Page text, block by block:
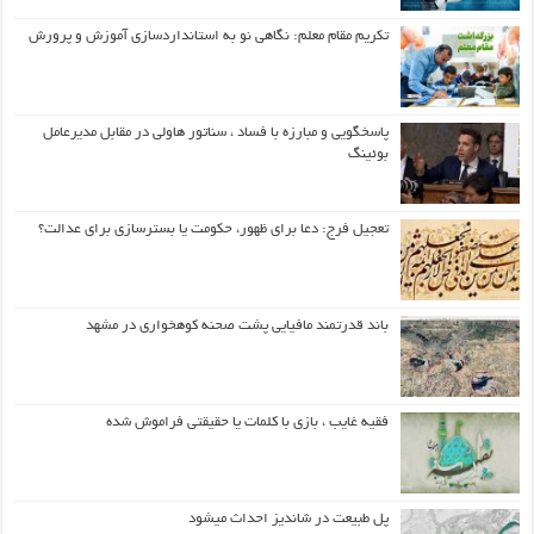
تکریم مقام معلم: نگاهی نو به استانداردسازی آموزش و پرورش
پاسخگویی و مبارزه با فساد ، سناتور هاولی در مقابل مدیرعامل
بوئینگ
تعجیل فرج: دعا برای ظهور، حکومت یا بسترسازی برای عدالت؟
باند قدرتمند مافیایی پشت صحنه کوهخواری در مشهد
فقیه غایب ، بازی با کلمات یا حقیقتی فراموش شده
پل طبیعت در شاندیز احداث میشود